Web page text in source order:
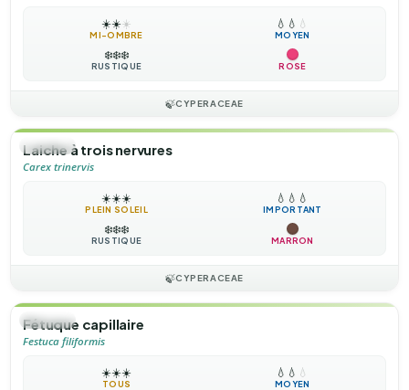
☀️☀️☀️
MI-OMBRE
💧 💧 💧
MOYEN
❄️❄️❄️
RUSTIQUE ROSE
🍃CYPERACEAE
🌿HERBE
Laiche à trois nervures
Carex trinervis
☀️☀️☀️
PLEIN SOLEIL
💧 💧 💧
IMPORTANT
❄️❄️❄️
RUSTIQUE MARRON
🍃CYPERACEAE
🌿HERBE
Fétuque capillaire
Festuca filiformis
☀️☀️☀️
TOUS
💧 💧 💧
MOYEN